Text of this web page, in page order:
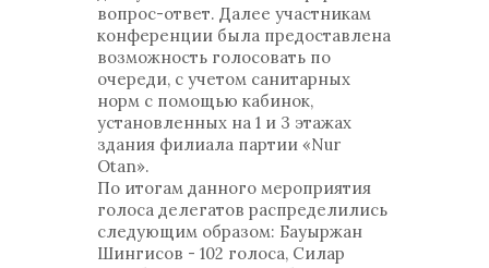
вопрос-ответ. Далее участникам
конференции была предоставлена
возможность голосовать по
очереди, с учетом санитарных
норм с помощью кабинок,
установленных на 1 и 3 этажах
здания филиала партии «Nur
Otan».
По итогам данного мероприятия
голоса делегатов распределились
следующим образом: Бауыржан
Шингисов - 102 голоса, Силар